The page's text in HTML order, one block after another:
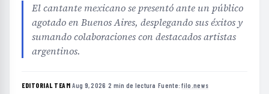
El cantante mexicano se presentó ante un público
agotado en Buenos Aires, desplegando sus éxitos y
sumando colaboraciones con destacados artistas
argentinos.
EDITORIAL TEAM·Aug 9, 2026 ·2 min de lectura ·Fuente:filo.news